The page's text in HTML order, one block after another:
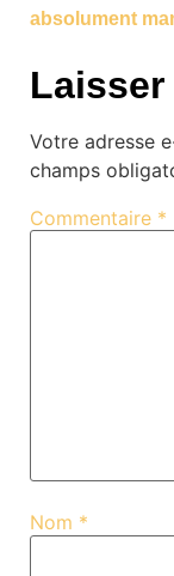
absolument
Votre adresse
champs
Commentaire *
Nom *